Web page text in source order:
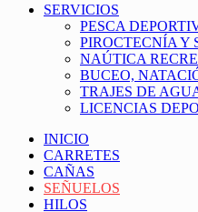
SERVICIOS
PESCA
PIROCTECNÍA Y
NAÚTICA
BUCEO,
TRAJES DE
LICENCIAS
INICIO
CARRETES
CAÑAS
SEÑUELOS
HILOS